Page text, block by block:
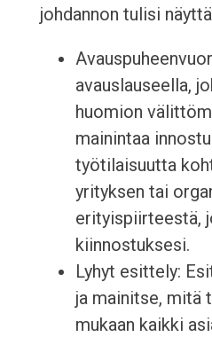
johdannon tulisi
avauslauseella,
huomion
mainintaa
työtilaisuutta
yrityksen tai
erityispiirteestä,
kiinnostuksesi.
Lyhyt esittely:
ja mainitse, mitä
mukaan kaikki